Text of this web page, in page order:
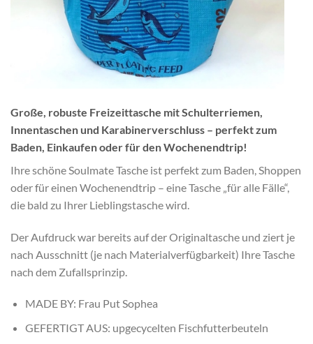
Große, robuste Freizeittasche mit Schulterriemen,
Innentaschen und Karabinerverschluss – perfekt zum
Baden, Einkaufen oder für den Wochenendtrip!
Ihre schöne Soulmate Tasche ist perfekt zum Baden, Shoppen
oder für einen Wochenendtrip – eine Tasche „für alle Fälle“,
die bald zu Ihrer Lieblingstasche wird.
Der Aufdruck war bereits auf der Originaltasche und ziert je
nach Ausschnitt (je nach Materialverfügbarkeit) Ihre Tasche
nach dem Zufallsprinzip.
MADE BY: Frau Put Sophea
GEFERTIGT AUS: upgecycelten Fischfutterbeuteln